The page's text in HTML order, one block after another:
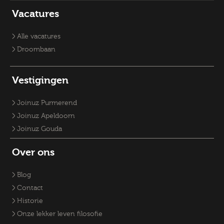
Vacatures RO-adviseurs
Vacatures Fysiek Domein
Accountmanager
Vacatures
Alle vacatures
Droombaan
Vestigingen
Joinuz Purmerend
Joinuz Apeldoorn
Joinuz Gouda
Over ons
Blog
Contact
Historie
Onze lekker leven filosofie